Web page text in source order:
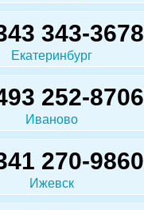
343-3678
Екатеринбург
252-8706
Иваново
270-9860
Ижевск